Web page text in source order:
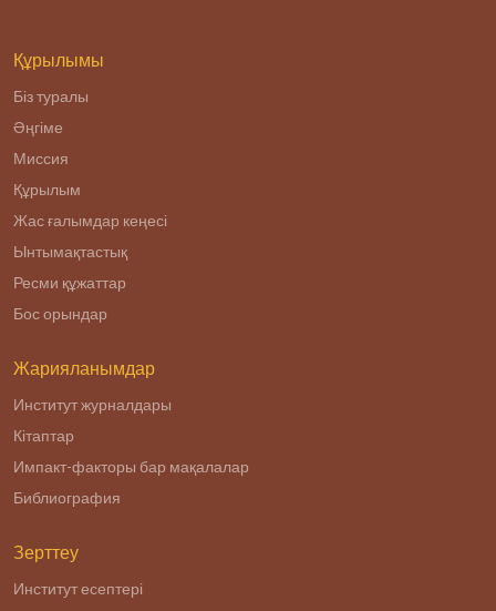
конкретных шагов
Құрылымы
Біз туралы
Әңгіме
Миссия
Құрылым
Жас ғалымдар кеңесі
Ынтымақтастық
Ресми құжаттар
Бос орындар
Жарияланымдар
Институт журналдары
Кітаптар
Импакт-факторы бар мақалалар
Библиография
Зерттеу
Институт есептері